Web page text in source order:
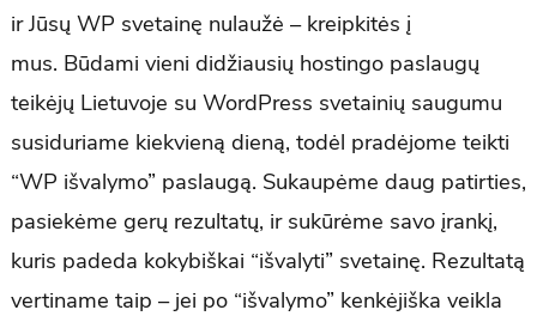
ir Jūsų WP svetainę nulaužė – kreipkitės į
mus. Būdami vieni didžiausių hostingo paslaugų
teikėjų Lietuvoje su WordPress svetainių saugumu
susiduriame kiekvieną dieną, todėl pradėjome teikti
“WP išvalymo” paslaugą. Sukaupėme daug patirties,
pasiekėme gerų rezultatų, ir sukūrėme savo įrankį,
kuris padeda kokybiškai “išvalyti” svetainę. Rezultatą
vertiname taip – jei po “išvalymo” kenkėjiška veikla